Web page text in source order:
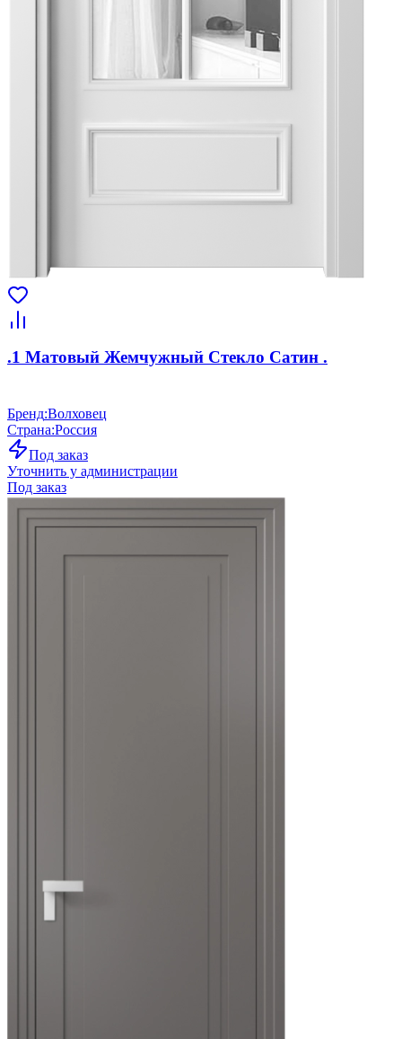
.1 Матовый Жемчужный Стекло Сатин .
Бренд:Волховец
Страна:Россия
Под заказ
Уточнить у администрации
Под заказ